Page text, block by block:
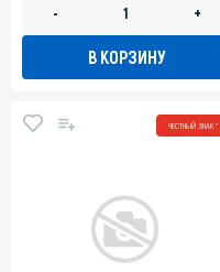
- +
В КОРЗИНУ
ЧЕСТНЫЙ ЗНАК *